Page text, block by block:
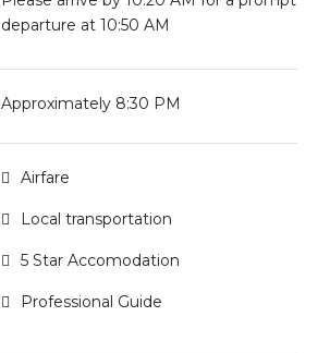
departure at 10:50 AM
Approximately 8:30 PM
Airfare
Local transportation
5 Star Accomodation
Professional Guide